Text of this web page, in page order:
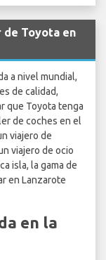
de Toyota en
a nivel mundial,
de calidad,
que Toyota tenga
de coches en el
viajero de
viajero de ocio
isla, la gama de
en Lanzarote
en la